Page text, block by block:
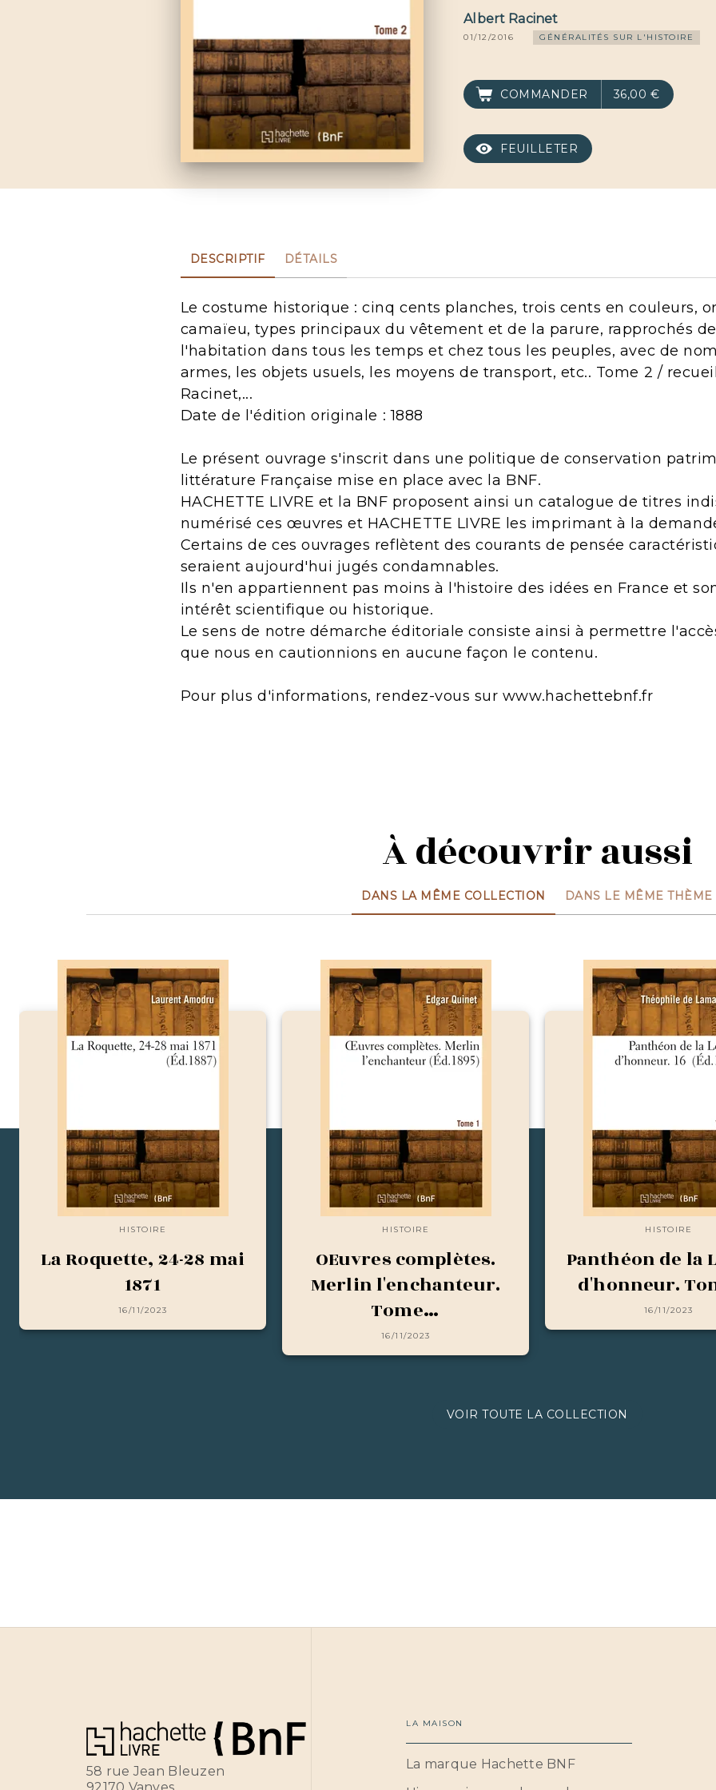
Albert Racinet
01/12/2016 GÉNÉRALITÉS SUR L'HISTOIRE
COMMANDER 36,00 €
FEUILLETER
DESCRIPTIF DÉTAILS
Le costume historique : cinq cents planches, trois cents en couleurs,
camaïeu, types principaux du vêtement et de la parure, rapprochés
l'habitation dans tous les temps et chez tous les peuples, avec de
armes, les objets usuels, les moyens de transport, etc.. Tome 2 /
Racinet,...
Date de l'édition originale : 1888
Le présent ouvrage s'inscrit dans une politique de conservation
littérature Française mise en place avec la BNF.
HACHETTE LIVRE et la BNF proposent ainsi un catalogue de titres
numérisé ces œuvres et HACHETTE LIVRE les imprimant à la
Certains de ces ouvrages reflètent des courants de pensée
seraient aujourd'hui jugés condamnables.
Ils n'en appartiennent pas moins à l'histoire des idées en France et
intérêt scientifique ou historique.
Le sens de notre démarche éditoriale consiste ainsi à permettre
que nous en cautionnions en aucune façon le contenu.
Pour plus d'informations, rendez-vous sur www.hachettebnf.fr
À découvrir aussi
DANS LA MÊME COLLECTION DANS LE MÊME THÈME
HISTOIRE
La Roquette, 24-28 mai
1871
16/11/2023
HISTOIRE
OEuvres complètes.
Merlin l'enchanteur.
Tome…
16/11/2023
HISTOIRE
Panthéon de la
d'honneur.
16/11/2023
VOIR TOUTE LA COLLECTION
58 rue Jean Bleuzen
LA MAISON
La marque Hachette BNF